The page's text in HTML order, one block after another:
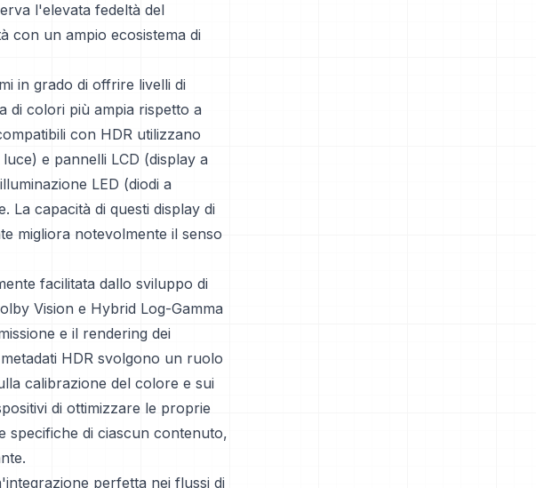
l'elevata fedeltà del
con un ampio ecosistema di
in grado di offrire livelli di
di colori più ampia rispetto a
con HDR utilizzano
e pannelli LCD (display a
LED (diodi a
La capacità di questi display di
migliora notevolmente il senso
facilitata dallo sviluppo di
Vision e Hybrid Log-Gamma
e il rendering dei
HDR svolgono un ruolo
calibrazione del colore e sui
di ottimizzare le proprie
specifiche di ciascun contenuto,
perfetta nei flussi di